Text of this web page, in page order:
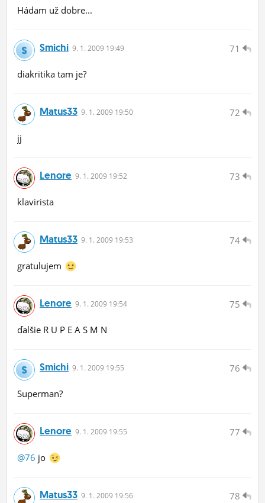
Hádam už dobre...
71
Smichi 9. 1. 2009 19:49
diakritika tam je?
72
Matus33 9. 1. 2009 19:50
jj
73
Lenore 9. 1. 2009 19:52
klavirista
74
Matus33 9. 1. 2009 19:53
gratulujem
75
Lenore 9. 1. 2009 19:54
ďalšie R U P E A S M N
76
Smichi 9. 1. 2009 19:55
Superman?
77
Lenore 9. 1. 2009 19:55
@76 jo
78
Matus33 9. 1. 2009 19:56